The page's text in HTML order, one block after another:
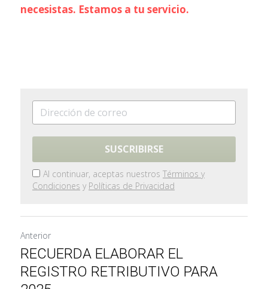
necesistas. Estamos a tu servicio.
SUSCRIBIRSE
Al continuar, aceptas nuestros Términos y
Condiciones y Políticas de Privacidad
Anterior
RECUERDA ELABORAR EL
REGISTRO RETRIBUTIVO PARA